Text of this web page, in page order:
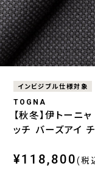
インビジブル仕様対象
TOGNA
【秋冬】伊トーニ
ッチ バーズアイ
¥118,800(税